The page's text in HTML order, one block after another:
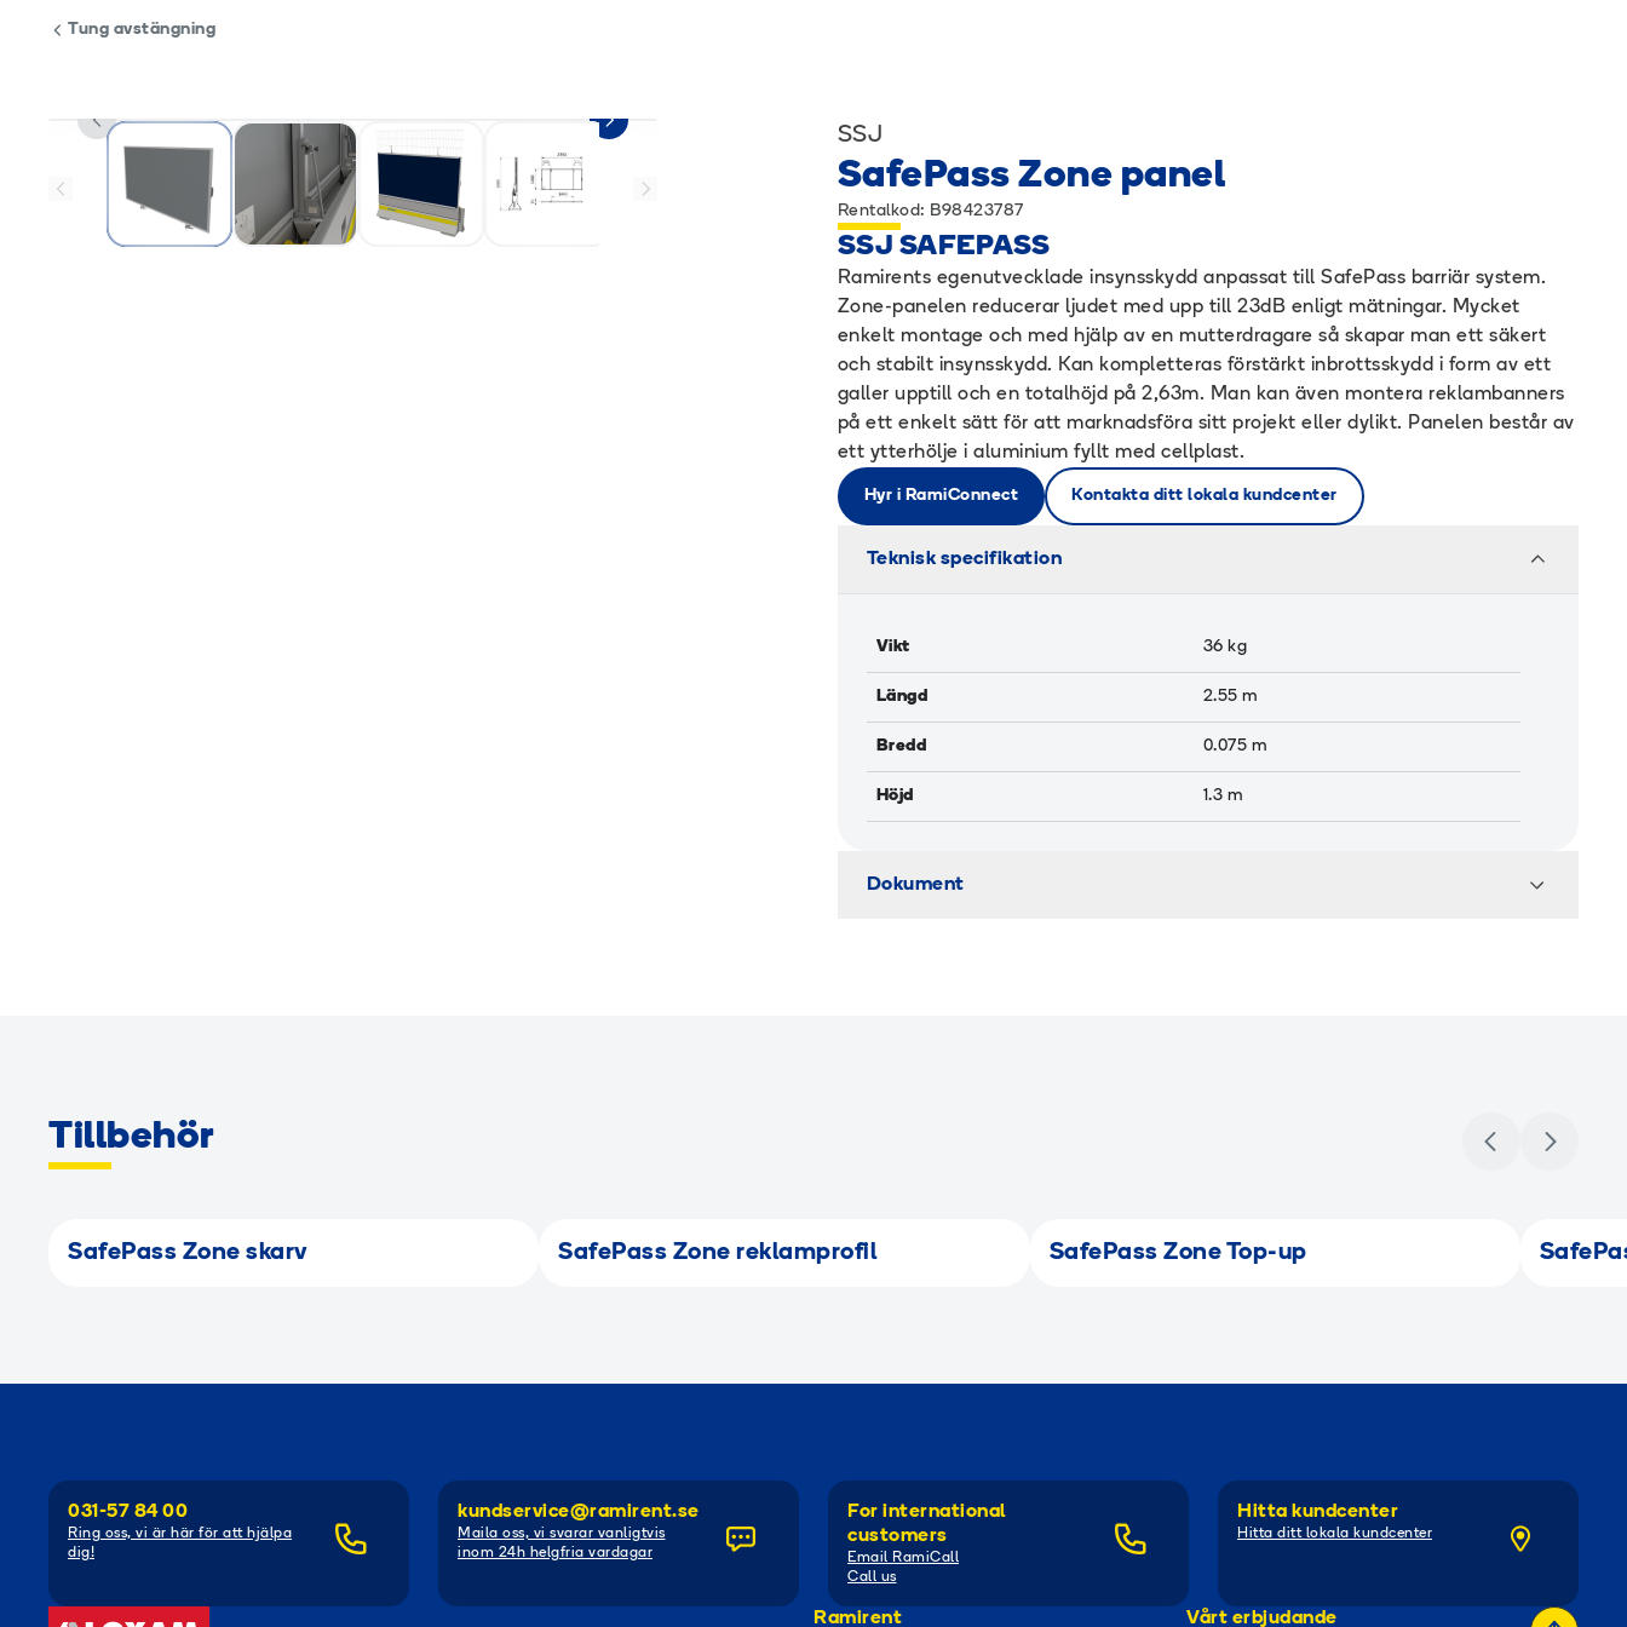
Tung avstängning
SSJ
SafePass Zone panel
Rentalkod: B98423787
SSJ SAFEPASS
Ramirents egenutvecklade insynsskydd anpassat till SafePass barriär system.
Zone-panelen reducerar ljudet med upp till 23dB enligt mätningar. Mycket
enkelt montage och med hjälp av en mutterdragare så skapar man ett säkert
och stabilt insynsskydd. Kan kompletteras förstärkt inbrottsskydd i form av ett
galler upptill och en totalhöjd på 2,63m. Man kan även montera reklambanners
på ett enkelt sätt för att marknadsföra sitt projekt eller dylikt. Panelen består av
ett ytterhölje i aluminium fyllt med cellplast.
Hyr i RamiConnect Kontakta ditt lokala kundcenter
Teknisk specifikation
Vikt 36 kg
Längd 2.55 m
Bredd 0.075 m
Höjd 1.3 m
Dokument
Tillbehör
SafePass Zone skarv SafePass Zone reklamprofil SafePass Zone Top-up
031-57 84 00
Ring oss, vi är här för att hjälpa
dig!
kundservice@ramirent.se
Maila oss, vi svarar vanligtvis
inom 24h helgfria vardagar
For international
customers
Email RamiCall
Call us
Hitta kundcenter
Hitta ditt lokala kundcenter
Ramirent Vårt erbjudande